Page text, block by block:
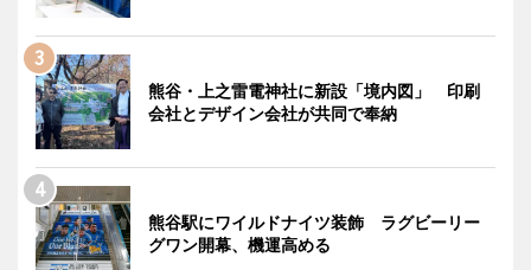
熊谷・上之雷電神社に新設「境内図」 印刷
会社とデザイン会社が共同で奉納
熊谷駅にワイルドナイツ装飾 ラグビーリー
グワン開幕、機運高める